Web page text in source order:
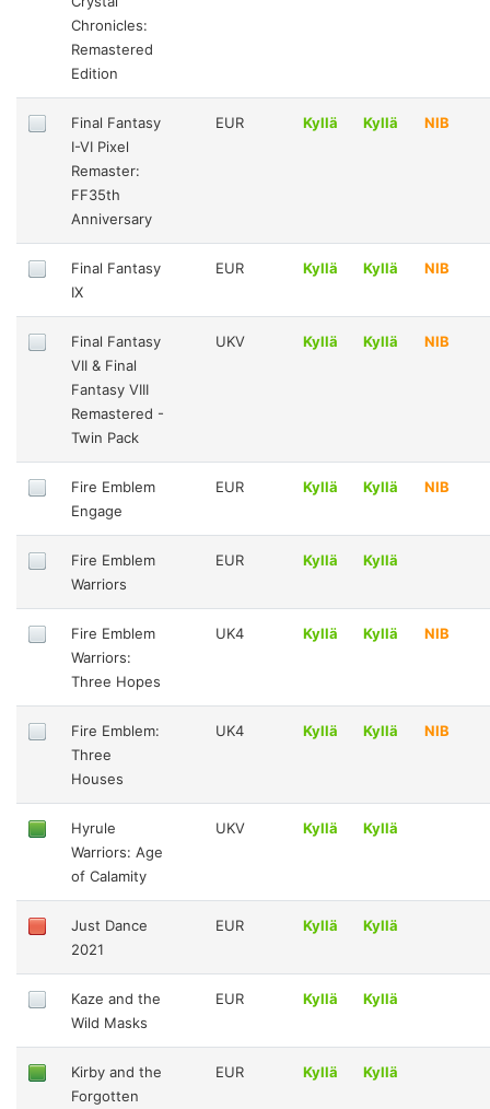
Chronicles:
Remastered
Edition
Final Fantasy
I-VI Pixel
Remaster:
FF35th
Anniversary
EUR Kyllä Kyllä NIB
Final Fantasy
IX
EUR Kyllä Kyllä NIB
Final Fantasy
VII & Final
Fantasy VIII
Remastered -
Twin Pack
UKV Kyllä Kyllä NIB
Fire Emblem
Engage
EUR Kyllä Kyllä NIB
Fire Emblem
Warriors
EUR Kyllä Kyllä
Fire Emblem
Warriors:
Three Hopes
UK4 Kyllä Kyllä NIB
Fire Emblem:
Three
Houses
UK4 Kyllä Kyllä NIB
Hyrule
Warriors: Age
of Calamity
UKV Kyllä Kyllä
Just Dance
2021
EUR Kyllä Kyllä
Kaze and the
Wild Masks
EUR Kyllä Kyllä
Kirby and the
Forgotten
EUR Kyllä Kyllä